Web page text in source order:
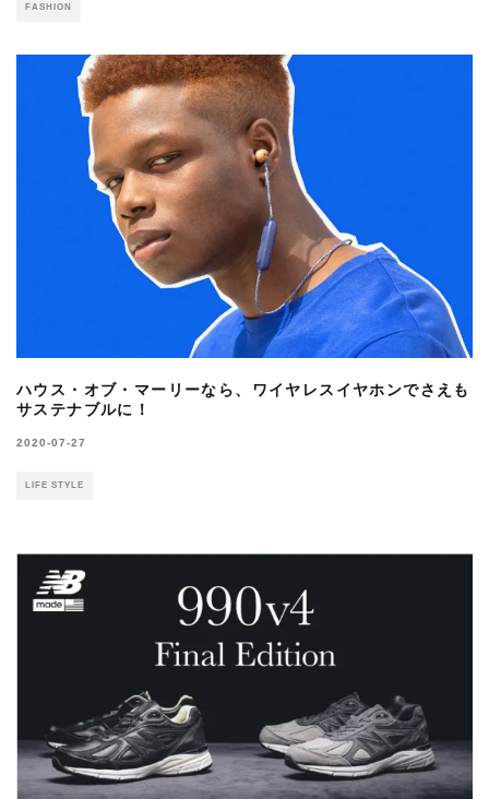
FASHION
ハウス・オブ・マーリーなら、ワイヤレスイヤホンでさえも
サステナブルに！
2020-07-27
LIFE STYLE